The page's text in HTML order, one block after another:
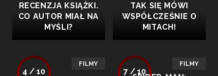
RECENZJA KSIĄŻKI.
CO AUTOR MIAŁ NA
MYŚLI?
TAK SIĘ MÓWI
WSPÓŁCZEŚNIE O
MITACH!
FILMY
4 / 10
FILMY
7 / 10